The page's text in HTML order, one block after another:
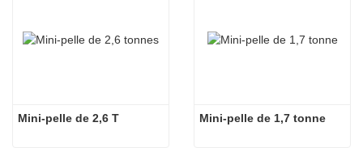
Mini-pelle de 2,6 T Mini-pelle de 1,7 tonne